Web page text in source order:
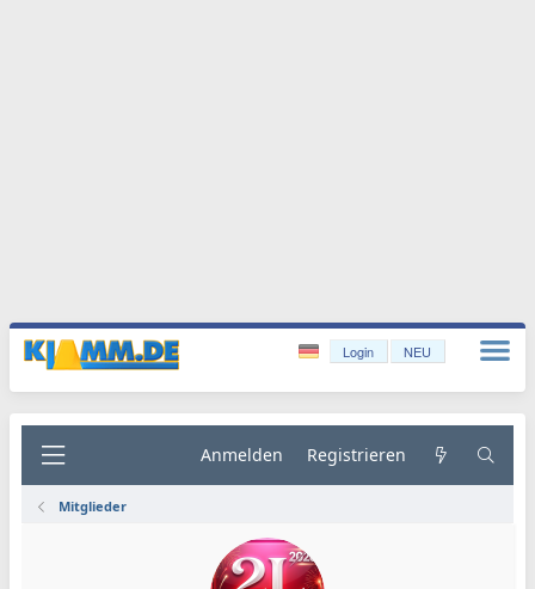
Login NEU
Anmelden Registrieren
Mitglieder